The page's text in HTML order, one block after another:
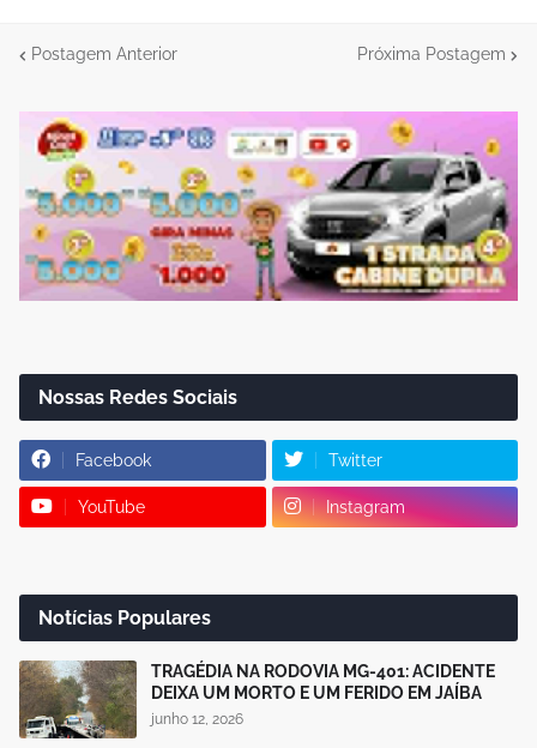
Postagem Anterior Próxima Postagem
Nossas Redes Sociais
Facebook Twitter
YouTube Instagram
Notícias Populares
TRAGÉDIA NA RODOVIA MG-401: ACIDENTE
DEIXA UM MORTO E UM FERIDO EM JAÍBA
junho 12, 2026